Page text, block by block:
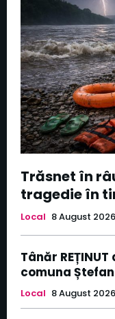
Trăsnet în
tragedie în
Local 8 August 2026
Tânăr
comuna
Local 8 August 2026